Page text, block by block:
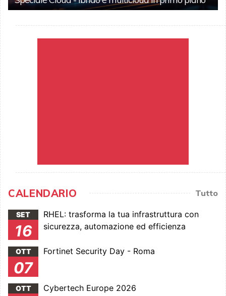
CALENDARIO Tutto
SET
16
RHEL: trasforma la tua infrastruttura con
sicurezza, automazione ed efficienza
OTT
07
Fortinet Security Day - Roma
OTT Cybertech Europe 2026